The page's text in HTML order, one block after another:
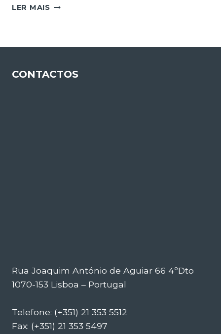
LER MAIS REMEDIAÇÃO
EM
CONTACTOS
Rua Joaquim António de Aguiar 66 4ºDto
1070-153 Lisboa – Portugal
Telefone: (+351) 21 353 5512
Fax: (+351) 21 353 5497